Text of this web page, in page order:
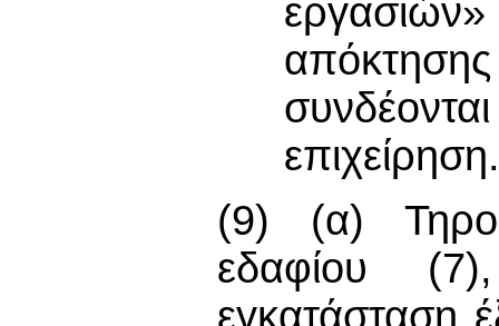
εργασιών»
απόκτησης
επιχείρηση.
(9) (α)
εδαφίου
εγκατάσταση